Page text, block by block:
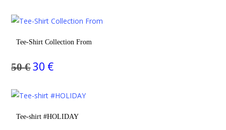
Tee-Shirt Collection From
50€ Le
était :
30 €Le
est :
Tee-shirt #HOLIDAY